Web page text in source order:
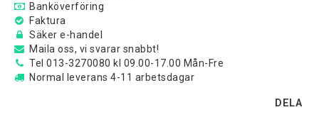
Banköverföring
Faktura
Säker e-handel
Maila oss, vi svarar snabbt!
Tel 013-3270080 kl 09.00-17.00 Mån-Fre
Normal leverans 4-11 arbetsdagar
DELA